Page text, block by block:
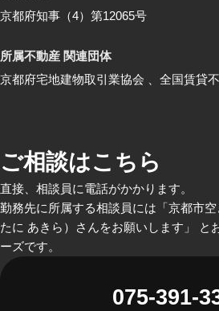
京都府知事（4）第12065号
所属不動産 関連団体
京都府宅地建物取引業協会 、全国賃貸
ご相談はこちら
直接、相談員に電話がかかります。
勤務先に所属する相談員には「京都市
たに あきら）さんをお願いします」 と
ーズです。
075-391-